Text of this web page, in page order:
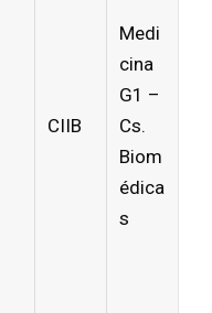
CIIB
Medi
cina
G1 –
Cs.
Biom
édica
s